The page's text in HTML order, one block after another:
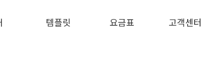
템플릿 요금표 고객센터